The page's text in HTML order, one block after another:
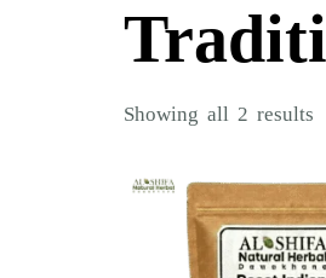
Showing all 2 results